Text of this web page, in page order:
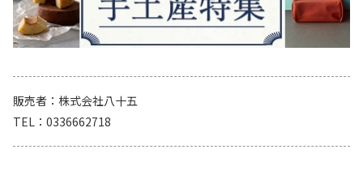
販売者
株式会社八十五
TEL
0336662718